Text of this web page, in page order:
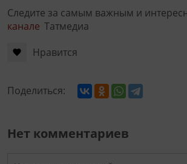
Следите за самым важным и
канале Татмедиа
Нравится
Поделиться:
Нет комментариев